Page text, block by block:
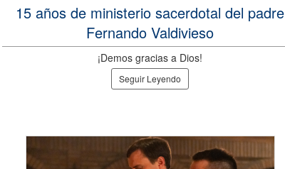
15 años de ministerio sacerdotal del padre
Fernando Valdivieso
¡Demos gracias a Dios!
Seguir Leyendo